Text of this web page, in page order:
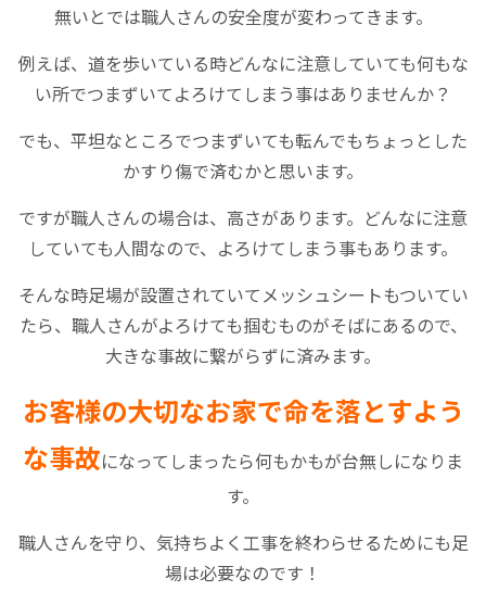
無いとでは職人さんの安全度が変わってきます。
例えば、道を歩いている時どんなに注意していても何もな
い所でつまずいてよろけてしまう事はありませんか？
でも、平坦なところでつまずいても転んでもちょっとした
かすり傷で済むかと思います。
ですが職人さんの場合は、高さがあります。どんなに注意
していても人間なので、よろけてしまう事もあります。
そんな時足場が設置されていてメッシュシートもついてい
たら、職人さんがよろけても掴むものがそばにあるので、
大きな事故に繋がらずに済みます。
お客様の大切なお家で命を落とすよう
な事故になってしまったら何もかもが台無しになりま
す。
職人さんを守り、気持ちよく工事を終わらせるためにも足
場は必要なのです！